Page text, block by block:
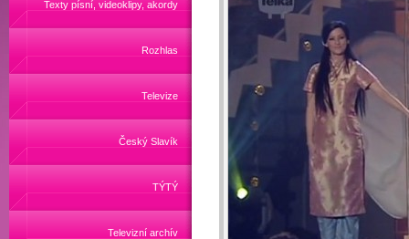
Texty písní, videoklipy, akordy
Rozhlas
Televize
Český Slavík
TÝTÝ
Televizní archív